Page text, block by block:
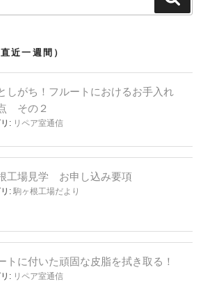
近一週間）
しがち！フルートにおけるお手入れ
その２
: リペア室通信
工場見学 お申し込み要項
: 駒ヶ根工場だより
トに付いた頑固な皮脂を拭き取る！
: リペア室通信